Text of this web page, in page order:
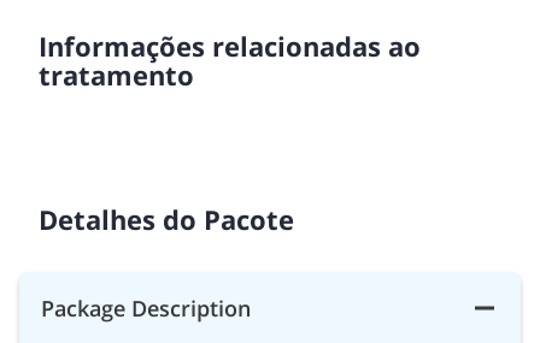
Informações relacionadas ao
tratamento
Detalhes do Pacote
Package Description